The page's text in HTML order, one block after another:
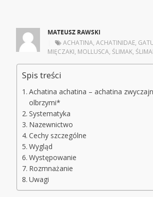
MATEUSZ RAWSKI
ACHATINA,ACHATINIDAE,
MIĘCZAKI, MOLLUSCA,ŚLIMAK,
Spis treści
Achatina achatina – achatina
olbrzymi*
Systematyka
Nazewnictwo
Cechy szczególne
Wygląd
Występowanie
Rozmnażanie
Uwagi